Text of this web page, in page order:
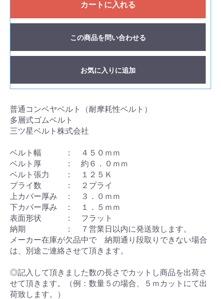
カートに入れる
この商品を問い合わせる
お気に入りに追加
普通コンベヤベルト（耐摩耗性ベルト）
多層式ゴムベルト
三ツ星ベルト株式会社
ベルト幅 ： ４５０ｍｍ
ベルト厚 ： 約６．０ｍｍ
ベルト張力 ： １２５Ｋ
プライ数 ： ２プライ
上カバー厚み ： ３．０ｍｍ
下カバー厚み ： １．５ｍｍ
表面形状 ： フラット
納期 ： ７営業日以内に発送致します。
メーカー在庫が欠品中で 納期通り段取りできない場合
は、別途ご連絡させて頂きます。
◎記入して頂きました数の長さでカットし商品を出荷さ
せて頂きます。（例：数量５の場合、５ｍカットにて出
荷致します。）